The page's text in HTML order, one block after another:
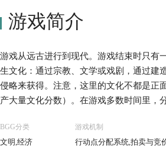
游戏简介
游戏从远古进行到现代。游戏结束时只
生文化：通过宗教、文学或戏剧，通过建
侵略来获得。注意，这里的文化不都是正
产大量文化分数）。在游戏多数时间里
戏进程中，行动次数可以增加（转换到更
玩家策略必须适应实际情况。玩家可以建
BGG分类
文明,经济
游戏机制
行动点分配系统,拍卖与竞